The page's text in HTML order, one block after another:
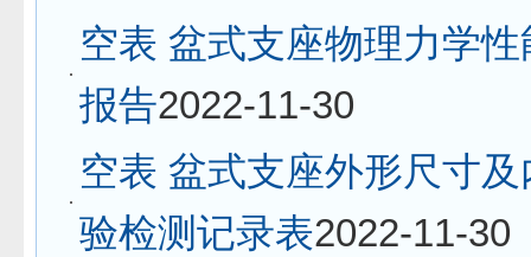
空表 盆式支座物理力学
报告2022-11-30
空表 盆式支座外形尺寸
验检测记录表2022-11-30